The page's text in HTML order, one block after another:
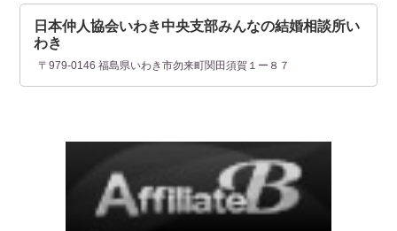
日本仲人協会いわき中央支部みんなの結婚相談所い
わき
〒979-0146 福島県いわき市勿来町関田須賀１ー８７